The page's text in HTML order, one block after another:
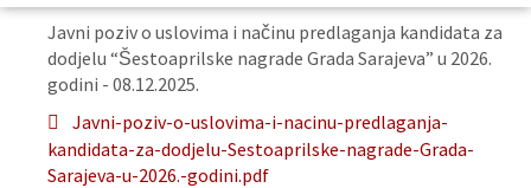
Javni poziv o uslovima i načinu predlaganja kandidata za
dodjelu “Šestoaprilske nagrade Grada Sarajeva” u 2026.
godini - 08.12.2025.
Javni-poziv-o-uslovima-i-nacinu-predlaganja-
kandidata-za-dodjelu-Sestoaprilske-nagrade-Grada-
Sarajeva-u-2026.-godini.pdf